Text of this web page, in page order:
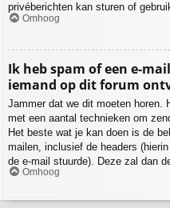
privéberichten kan sturen of
Omhoog
Ik heb spam of een e-
iemand op dit forum
Jammer dat we dit moeten horen.
met een aantal technieken om
Het beste wat je kan doen is de
mailen, inclusief de headers
de e-mail stuurde). Deze zal dan
Omhoog